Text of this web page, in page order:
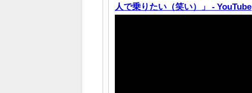
人で乗りたい（笑い）」 - YouTube